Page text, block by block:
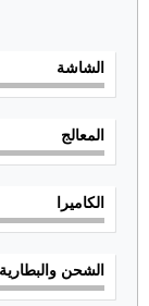
الشاشة
المعالج
الكاميرا
الشحن والبطارية